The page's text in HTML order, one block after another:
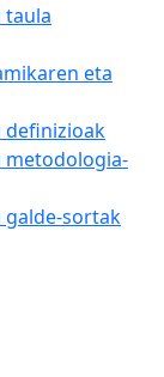
taula
eta
definizioak
metodologia-
galde-sortak